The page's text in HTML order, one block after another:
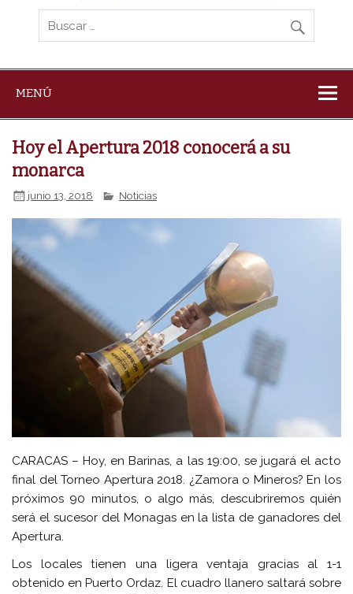
MENÚ
Hoy el Apertura 2018 conocerá a su
monarca
junio 13, 2018 Noticias
CARACAS – Hoy, en Barinas, a las 19:00, se jugará el acto
final del Torneo Apertura 2018. ¿Zamora o Mineros? En los
próximos 90 minutos, o algo más, descubriremos quién
será el sucesor del Monagas en la lista de ganadores del
Apertura.
Los locales tienen una ligera ventaja gracias al 1-1
obtenido en Puerto Ordaz. El cuadro llanero saltará sobre